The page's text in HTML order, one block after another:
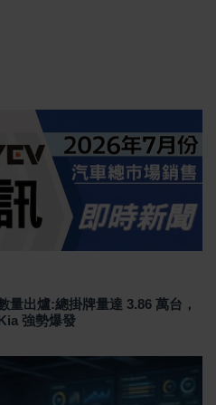
量出爐:總掛牌量達 3.86 萬台，
強勢爆發